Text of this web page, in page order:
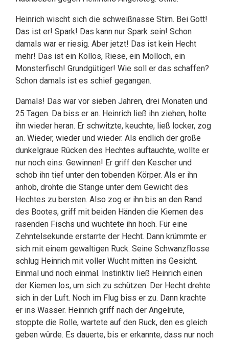
Heinrich wischt sich die schweißnasse Stirn. Bei Gott!
Das ist er! Spark! Das kann nur Spark sein! Schon
damals war er riesig. Aber jetzt! Das ist kein Hecht
mehr! Das ist ein Kollos, Riese, ein Molloch, ein
Monsterfisch! Grundgütiger! Wie soll er das schaffen?
Schon damals ist es schief gegangen.
Damals! Das war vor sieben Jahren, drei Monaten und
25 Tagen. Da biss er an. Heinrich ließ ihn ziehen, holte
ihn wieder heran. Er schwitzte, keuchte, ließ locker, zog
an. Wieder, wieder und wieder. Als endlich der große
dunkelgraue Rücken des Hechtes auftauchte, wollte er
nur noch eins: Gewinnen! Er griff den Kescher und
schob ihn tief unter den tobenden Körper. Als er ihn
anhob, drohte die Stange unter dem Gewicht des
Hechtes zu bersten. Also zog er ihn bis an den Rand
des Bootes, griff mit beiden Händen die Kiemen des
rasenden Fischs und wuchtete ihn hoch. Für eine
Zehntelsekunde erstarrte der Hecht. Dann krümmte er
sich mit einem gewaltigen Ruck. Seine Schwanzflosse
schlug Heinrich mit voller Wucht mitten ins Gesicht.
Einmal und noch einmal. Instinktiv ließ Heinrich einen
der Kiemen los, um sich zu schützen. Der Hecht drehte
sich in der Luft. Noch im Flug biss er zu. Dann krachte
er ins Wasser. Heinrich griff nach der Angelrute,
stoppte die Rolle, wartete auf den Ruck, den es gleich
geben würde. Es dauerte, bis er erkannte, dass nur noch